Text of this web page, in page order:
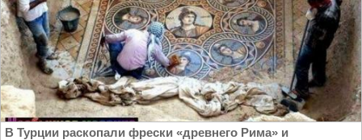
В Турции раскопали фрески «древнего Рима» и